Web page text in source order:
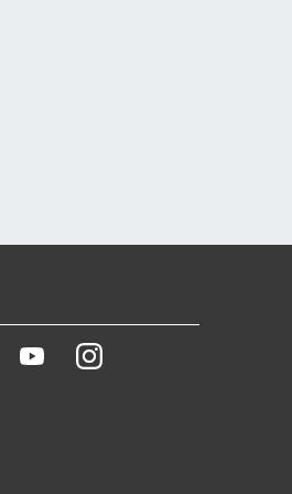
Twitter YoutubeInstagram